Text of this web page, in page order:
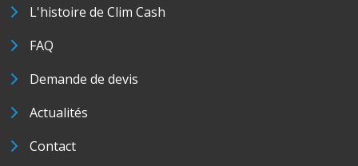
L'histoire de Clim Cash
FAQ
Demande de devis
Actualités
Contact